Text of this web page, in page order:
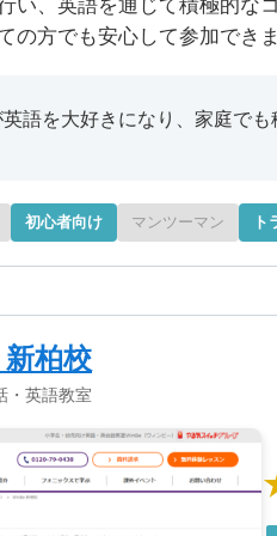
い、英語を通じて積極的な
の方でも安心して参加できま
語を大好きになり、家庭でも
初心者向け マンツーマン ト
柏校
・英語教室